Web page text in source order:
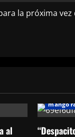
la próxima vez
al
mango